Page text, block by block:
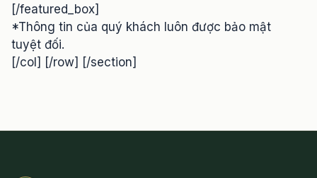
[/featured_box]
*Thông tin của quý khách luôn được bảo mật
tuyệt đối.
[/col] [/row] [/section]